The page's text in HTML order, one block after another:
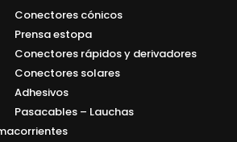
Conectores cónicos
Prensa estopa
Conectores rápidos y derivadores
Conectores solares
Adhesivos
Pasacables – Lauchas